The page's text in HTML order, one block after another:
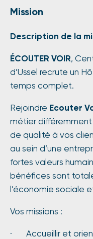
Mission
Description de la
ÉCOUTER VOIR,
d’Ussel recrute un
temps complet.
Rejoindre Ecouter
métier différemment
de qualité à vos
au sein d’une
fortes valeurs
bénéfices sont
l’économie sociale
Vos missions :
· Accueillir et